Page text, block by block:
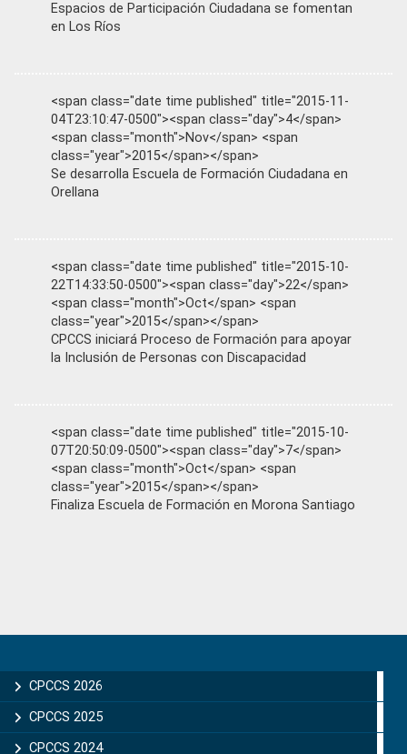
Espacios de Participación Ciudadana se fomentan
en Los Ríos
<span class="date time published" title="2015-11-
04T23:10:47-0500"><span class="day">4</span>
<span class="month">Nov</span> <span
class="year">2015</span></span>
Se desarrolla Escuela de Formación Ciudadana en
Orellana
<span class="date time published" title="2015-10-
22T14:33:50-0500"><span class="day">22</span>
<span class="month">Oct</span> <span
class="year">2015</span></span>
CPCCS iniciará Proceso de Formación para apoyar
la Inclusión de Personas con Discapacidad
<span class="date time published" title="2015-10-
07T20:50:09-0500"><span class="day">7</span>
<span class="month">Oct</span> <span
class="year">2015</span></span>
Finaliza Escuela de Formación en Morona Santiago
Sidebar
CPCCS 2026
CPCCS 2025
CPCCS 2024